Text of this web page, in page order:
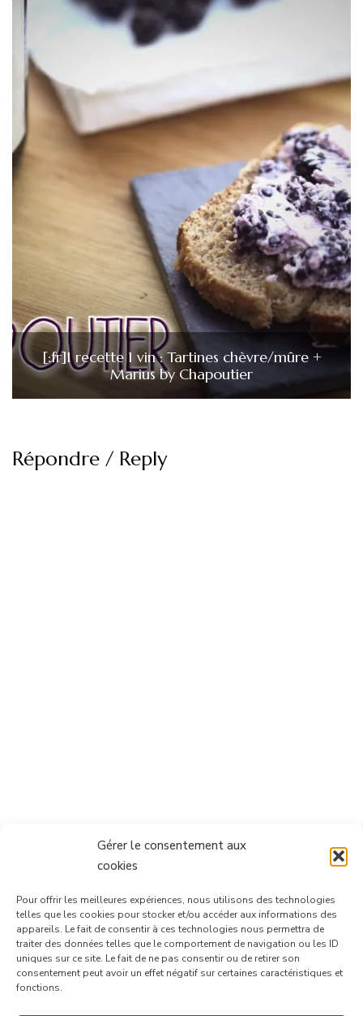
Gérer le consentement aux
cookies
Pour offrir les meilleures expériences, nous utilisons des technologies
telles que les cookies pour stocker et/ou accéder aux informations des
appareils. Le fait de consentir à ces technologies nous permettra de
traiter des données telles que le comportement de navigation ou les ID
uniques sur ce site. Le fait de ne pas consentir ou de retirer son
consentement peut avoir un effet négatif sur certaines caractéristiques et
fonctions.
[:fr]1 recette 1 vin : Tartines chèvre/mûre +
Marius by Chapoutier
Répondre / Reply